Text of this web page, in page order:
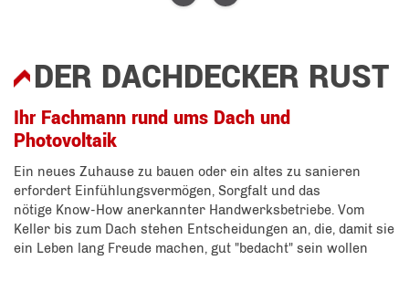
DER DACHDECKER RUST
Ihr Fachmann rund ums Dach und
Photovoltaik
Ein neues Zuhause zu bauen oder ein altes zu sanieren
erfordert Einfühlungsvermögen, Sorgfalt und das
nötige Know-How anerkannter Handwerksbetriebe. Vom
Keller bis zum Dach stehen Entscheidungen an, die, damit sie
ein Leben lang Freude machen, gut "bedacht" sein wollen